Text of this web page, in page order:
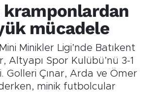
mücadele
Minikler Ligi’nde Batıkent
Altyapı Spor Kulübü’nü 3-1
Golleri Çınar, Arda ve Ömer
minik futbolcular